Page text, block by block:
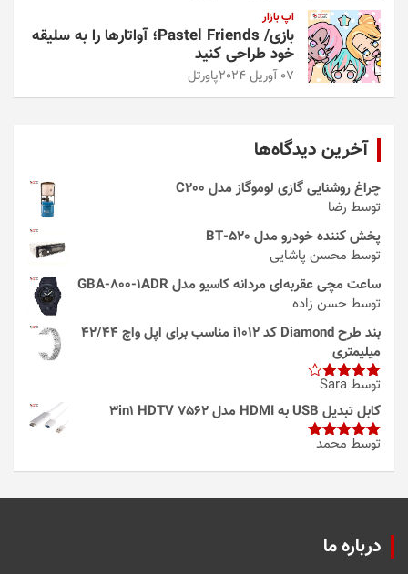
اپ بازار
بازی/ Pastel Friends؛ آواتارها را به سلیقه
خود طراحی کنید
07 آوریل 2024 پاورتل
آخرین دیدگاه‌ها
چراغ روشنایی گازی لوموگاز مدل C200
توسط رضا
پخش کننده خودرو مدل 520-BT
توسط محسن پاشایی
ساعت مچی عقربه‌ای مردانه کاسیو مدل GBA-800-1ADR
توسط حسن زاده
بند طرح Diamond کد i1012 مناسب برای اپل واچ 42/44
میلیمتری
امتیاز4
از 5
توسط Sara
کابل تبدیل USB به HDMI مدل 3in1 HDTV 7562
امتیاز5از
توسط محمد
درباره ما